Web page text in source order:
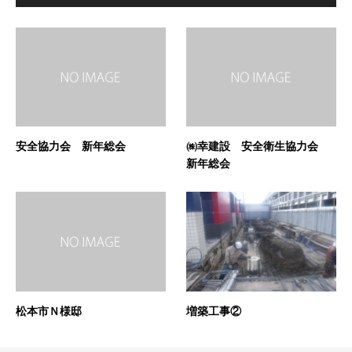
安全協力会 新年総会
㈱幸建設 安全衛生協力会
新年総会
松本市Ｎ様邸 増築工事②